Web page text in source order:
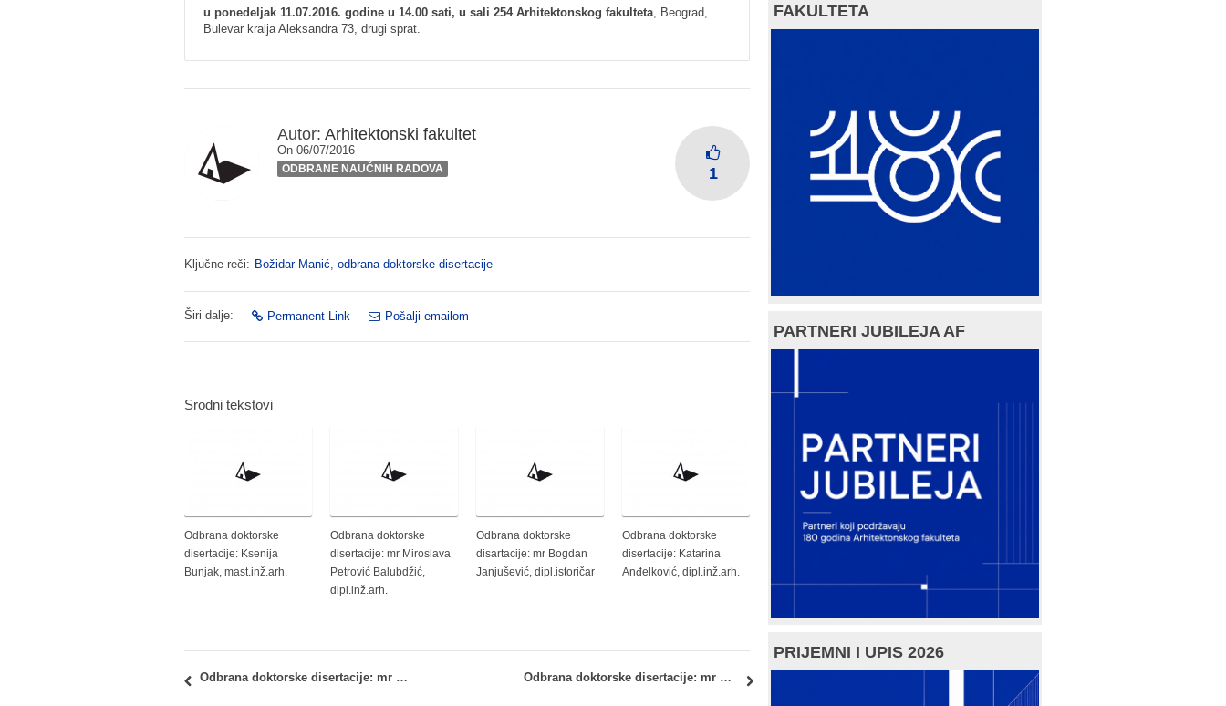
u ponedeljak 11.07.2016. godine u 14.00 sati, u sali 254 Arhitektonskog fakulteta, Beograd,
Bulevar kralja Aleksandra 73, drugi sprat.
Autor: Arhitektonski fakultet
On 06/07/2016
ODBRANE NAUČNIH RADOVA 1
Ključne reči: Božidar Manić, odbrana doktorske disertacije
Širi dalje: Permanent Link Pošalji emailom
Srodni tekstovi
Odbrana doktorske
disertacije: Ksenija
Bunjak, mast.inž.arh.
Odbrana doktorske
disertacije: mr Miroslava
Petrović Balubdžić,
dipl.inž.arh.
Odbrana doktorske
disartacije: mr Bogdan
Janjušević, dipl.istoričar
Odbrana doktorske
disertacije: Katarina
Anđelković, dipl.inž.arh.
Odbrana doktorske disertacije: mr Aleksandar Videnović, dipl.inž.arh. Odbrana doktorske disertacije: mr Milena Stojković, dipl.inž.arh.
FAKULTETA
PARTNERI JUBILEJA AF
PRIJEMNI I UPIS 2026